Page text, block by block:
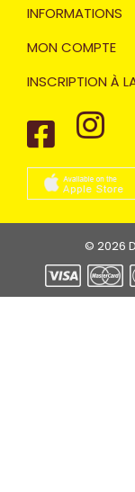
INFORMATIONS
MON COMPTE
INSCRIPTION À
© 2026